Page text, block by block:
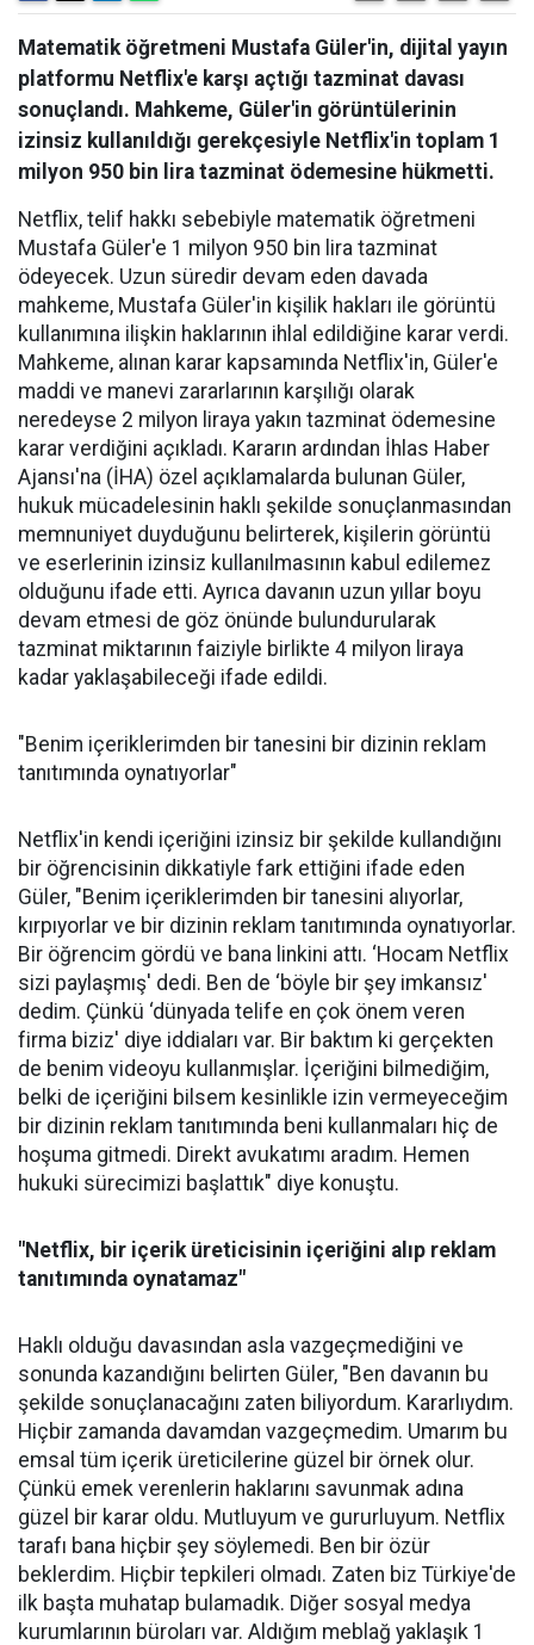
Matematik öğretmeni Mustafa Güler'in, dijital yayın
platformu Netflix'e karşı açtığı tazminat davası
sonuçlandı. Mahkeme, Güler'in görüntülerinin
izinsiz kullanıldığı gerekçesiyle Netflix'in toplam 1
milyon 950 bin lira tazminat ödemesine hükmetti.
Netflix, telif hakkı sebebiyle matematik öğretmeni
Mustafa Güler'e 1 milyon 950 bin lira tazminat
ödeyecek. Uzun süredir devam eden davada
mahkeme, Mustafa Güler'in kişilik hakları ile görüntü
kullanımına ilişkin haklarının ihlal edildiğine karar verdi.
Mahkeme, alınan karar kapsamında Netflix'in, Güler'e
maddi ve manevi zararlarının karşılığı olarak
neredeyse 2 milyon liraya yakın tazminat ödemesine
karar verdiğini açıkladı. Kararın ardından İhlas Haber
Ajansı'na (İHA) özel açıklamalarda bulunan Güler,
hukuk mücadelesinin haklı şekilde sonuçlanmasından
memnuniyet duyduğunu belirterek, kişilerin görüntü
ve eserlerinin izinsiz kullanılmasının kabul edilemez
olduğunu ifade etti. Ayrıca davanın uzun yıllar boyu
devam etmesi de göz önünde bulundurularak
tazminat miktarının faiziyle birlikte 4 milyon liraya
kadar yaklaşabileceği ifade edildi.
"Benim içeriklerimden bir tanesini bir dizinin reklam
tanıtımında oynatıyorlar"
Netflix'in kendi içeriğini izinsiz bir şekilde kullandığını
bir öğrencisinin dikkatiyle fark ettiğini ifade eden
Güler, "Benim içeriklerimden bir tanesini alıyorlar,
kırpıyorlar ve bir dizinin reklam tanıtımında oynatıyorlar.
Bir öğrencim gördü ve bana linkini attı. ‘Hocam Netflix
sizi paylaşmış' dedi. Ben de ‘böyle bir şey imkansız'
dedim. Çünkü ‘dünyada telife en çok önem veren
firma biziz' diye iddiaları var. Bir baktım ki gerçekten
de benim videoyu kullanmışlar. İçeriğini bilmediğim,
belki de içeriğini bilsem kesinlikle izin vermeyeceğim
bir dizinin reklam tanıtımında beni kullanmaları hiç de
hoşuma gitmedi. Direkt avukatımı aradım. Hemen
hukuki sürecimizi başlattık" diye konuştu.
"Netflix, bir içerik üreticisinin içeriğini alıp reklam
tanıtımında oynatamaz"
Haklı olduğu davasından asla vazgeçmediğini ve
sonunda kazandığını belirten Güler, "Ben davanın bu
şekilde sonuçlanacağını zaten biliyordum. Kararlıydım.
Hiçbir zamanda davamdan vazgeçmedim. Umarım bu
emsal tüm içerik üreticilerine güzel bir örnek olur.
Çünkü emek verenlerin haklarını savunmak adına
güzel bir karar oldu. Mutluyum ve gururluyum. Netflix
tarafı bana hiçbir şey söylemedi. Ben bir özür
beklerdim. Hiçbir tepkileri olmadı. Zaten biz Türkiye'de
ilk başta muhatap bulamadık. Diğer sosyal medya
kurumlarının büroları var. Aldığım meblağ yaklaşık 1